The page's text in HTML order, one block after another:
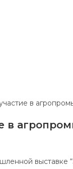
в
в